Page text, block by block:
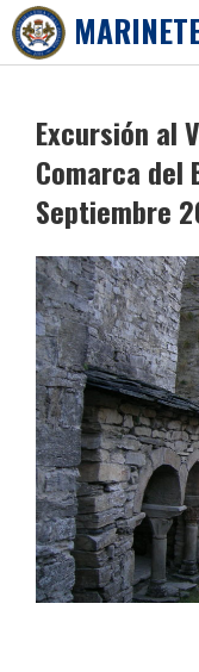
contentExcursión al
Comarca del
Septiembre